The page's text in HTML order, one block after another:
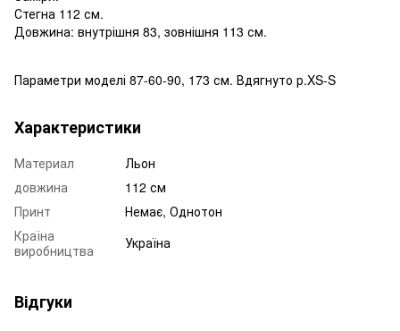
Стегна 112 см.
Довжина: внутрішня 83, зовнішня 113 см.
Параметри моделі 87-60-90, 173 см. Вдягнуто р.XS-S
Характеристики
Материал
Льон
довжина
112 см
Принт
Немає, Однотон
Країна
виробництва
Україна
Відгуки